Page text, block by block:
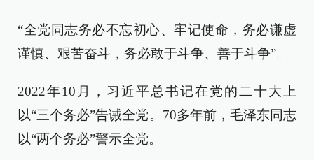
“全党同志务必不忘初心、牢记使命，务必谦虚
谨慎、艰苦奋斗，务必敢于斗争、善于斗争”。
2022年10月，习近平总书记在党的二十大上
以“三个务必”告诫全党。70多年前，毛泽东同志
以“两个务必”警示全党。